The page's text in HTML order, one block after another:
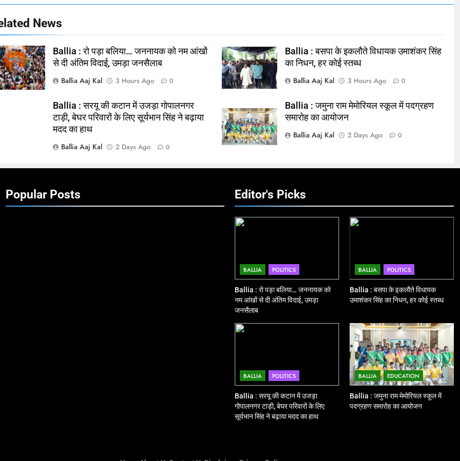
News
Ballia : रो पड़ा बलिया… जननायक को नम आंखों
से दी अंतिम विदाई, उमड़ा जनसैलाब
Ballia Aaj Kal
3 Hours Ago 0
Ballia : बसपा के इकलौते विधायक उमाशंकर सिंह
का निधन, हर कोई स्तब्ध
Ballia Aaj Kal
3 Hours Ago 0
Ballia : सरयू की कटान में उजड़ा गोपालनगर
टाड़ी, बेघर परिवारों के लिए सूर्यभान सिंह ने बढ़ाया
मदद का हाथ
Ballia Aaj Kal
2 Days Ago 0
Ballia : जमुना राम मेमोरियल स्कूल में पदग्रहण
समारोह का आयोजन
Ballia Aaj Kal
2 Days Ago 0
Popular Posts Editor's Picks
BALLIA POLITICS
Ballia : रो पड़ा बलिया… जननायक को
नम आंखों से दी अंतिम विदाई, उमड़ा
जनसैलाब
BALLIA POLITICS
Ballia : बसपा के इकलौते विधायक
उमाशंकर सिंह का निधन, हर कोई स्तब्ध
BALLIA POLITICS
Ballia : सरयू की कटान में उजड़ा
गोपालनगर टाड़ी, बेघर परिवारों के लिए
सूर्यभान सिंह ने बढ़ाया मदद का हाथ
BALLIA EDUCATION
Ballia : जमुना राम मेमोरियल स्कूल में
पदग्रहण समारोह का आयोजन